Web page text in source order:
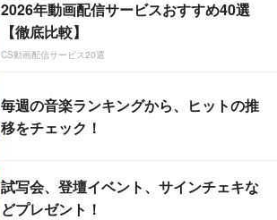
2026年動画配信サービスおすすめ40選
【徹底比較】
CS動画配信サービス20選
毎週の音楽ランキングから、ヒットの推
移をチェック！
試写会、登壇イベント、サインチェキな
どプレゼント！